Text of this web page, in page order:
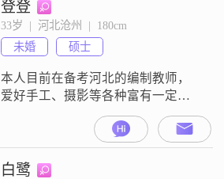
生活品质很重要，所以我会努力让
自己的生活充满乐趣和意义
##3002##我是一个终身学习者，喜
欢不断充
登登
33岁  |  河北沧州  |  180cm
未婚
硕士
本人目前在备考河北的编制教师，
爱好手工、摄影等各种富有一定美
感且具有挑战的有趣的事，想找名
志同道合的男士谈恋爱！
白鹭